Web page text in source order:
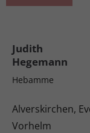
Judith
Hegemann
Hebamme
Alverskirchen,
Vorhelm